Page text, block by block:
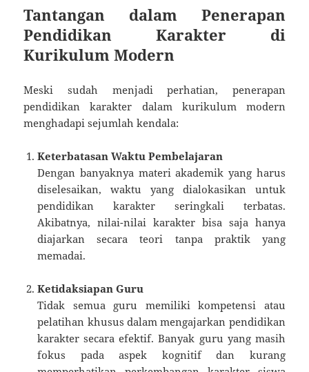
Tantangan dalam Penerapan
Pendidikan Karakter di
Kurikulum Modern
Meski sudah menjadi perhatian, penerapan
pendidikan karakter dalam kurikulum modern
menghadapi sejumlah kendala:
Keterbatasan Waktu Pembelajaran
Dengan banyaknya materi akademik yang harus
diselesaikan, waktu yang dialokasikan untuk
pendidikan karakter seringkali terbatas.
Akibatnya, nilai-nilai karakter bisa saja hanya
diajarkan secara teori tanpa praktik yang
memadai.
Ketidaksiapan Guru
Tidak semua guru memiliki kompetensi atau
pelatihan khusus dalam mengajarkan pendidikan
karakter secara efektif. Banyak guru yang masih
fokus pada aspek kognitif dan kurang